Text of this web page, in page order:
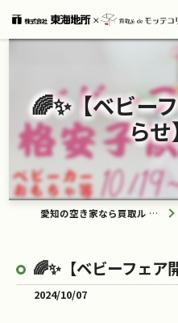
🌈✨【ベビー
らせ
愛知の空き家なら買取ル de モッテコリン
🌈✨【ベビーフェア
2024/10/07